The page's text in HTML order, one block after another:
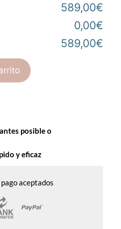
589,00€
0,00€
589,00€
posible o
y eficaz
aceptados